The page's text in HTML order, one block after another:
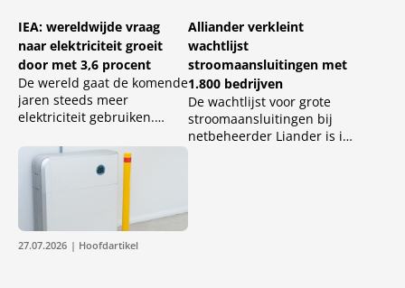
IEA: wereldwijde vraag
naar elektriciteit groeit
door met 3,6 procent
De wereld gaat de komende
jaren steeds meer
elektriciteit gebruiken.
Energieagentschap (IEA)
groeit de wereldwijde
elektriciteitsvraag in 2026
met 3,6 procent en in 2027
Alliander verkleint
wachtlijst
stroomaansluitingen met
1.800 bedrijven
De wachtlijst voor grote
stroomaansluitingen bij
netbeheerder Liander is in
27.07.2026 | Hoofdartikel